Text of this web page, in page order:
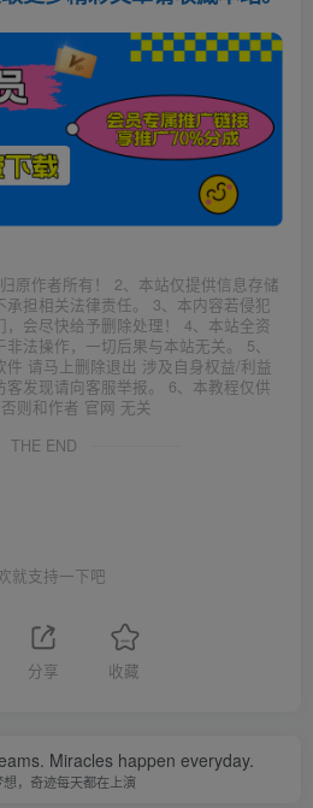
原作者所有！ 2、本站仅提供信息存储
担相关法律责任。 3、本内容若侵犯
会尽快给予删除处理！ 4、本站全资
法操作，一切后果与本站无关。 5、
请马上删除退出 涉及自身权益/利益
发现请向客服举报。 6、本教程仅供
则和作者 官网 无关
THE END
就支持一下吧
分享 收藏
Miracles happen everyday.
想，奇迹每天都在上演